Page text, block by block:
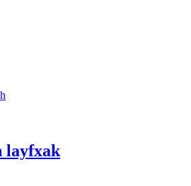
layfхak